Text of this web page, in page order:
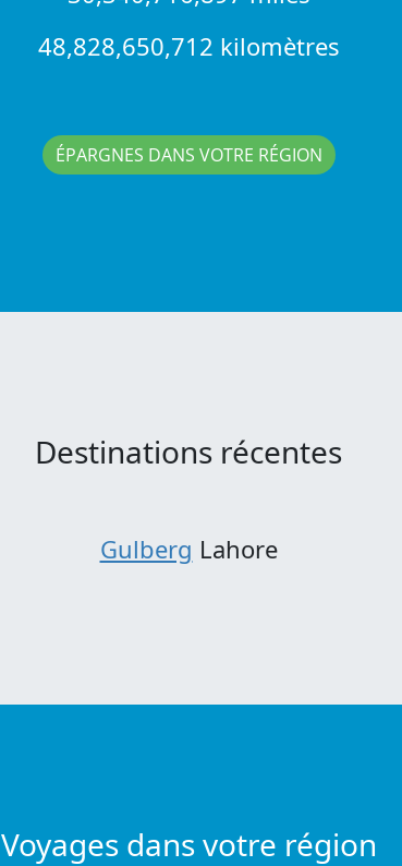
48,828,650,712 kilomètres
ÉPARGNES DANS VOTRE RÉGION
Destinations récentes
Gulberg Lahore
Voyages dans votre région